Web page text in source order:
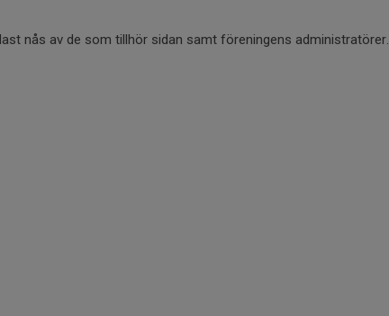
nås av de som tillhör sidan samt föreningens administratörer.